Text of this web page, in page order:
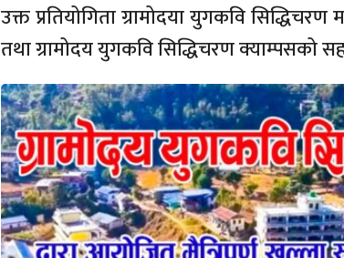
उक्त प्रतियोगिता ग्रामोदया युगकवि
तथा ग्रामोदय युगकवि सिद्धिचरण क्याम्पसको